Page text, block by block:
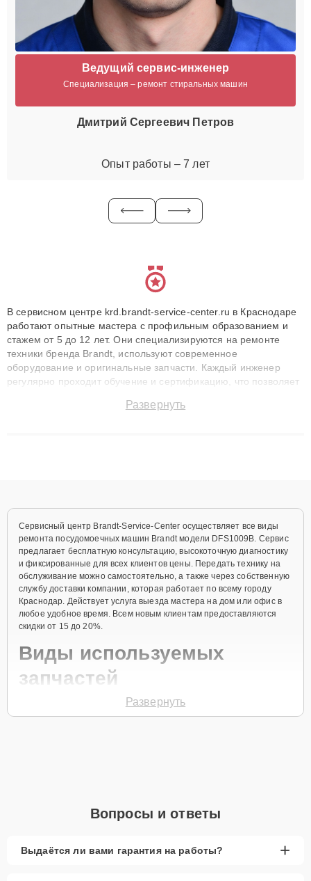
Ведущий сервис-инженер
Специализация – ремонт стиральных машин
Дмитрий Сергеевич Петров
Опыт работы – 7 лет
В сервисном центре krd.brandt-service-center.ru в Краснодаре
работают опытные мастера с профильным образованием и
стажем от 5 до 12 лет. Они специализируются на ремонте
техники бренда Brandt, используют современное
оборудование и оригинальные запчасти. Каждый инженер
регулярно проходит обучение и сертификацию, что позволяет
технику с сохранением гарантии до 3 лет. Наши мастера
Развернуть
Сервисный центр Brandt-Service-Center осуществляет все виды
ремонта посудомоечных машин Brandt модели DFS1009B. Сервис
предлагает бесплатную консультацию, высокоточную диагностику
и фиксированные для всех клиентов цены. Передать технику на
обслуживание можно самостоятельно, а также через собственную
службу доставки компании, которая работает по всему городу
Краснодар. Действует услуга выезда мастера на дом или офис в
любое удобное время. Всем новым клиентам предоставляются
скидки от 15 до 20%.
Виды используемых
запчастей
Для ремонта посудомоечной машины модели DFS1009B
активное использование устройства дольше
запчастей.
Развернуть
Вопросы и ответы
Выдаётся ли вами гарантия на работы? +